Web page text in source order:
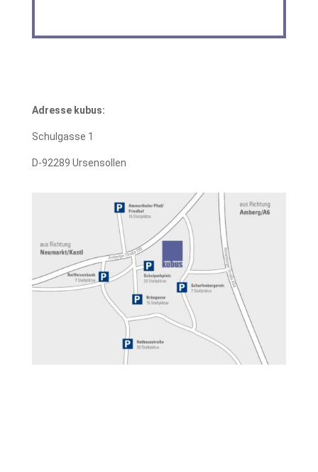
Adresse kubus:
Schulgasse 1
D-92289 Ursensollen